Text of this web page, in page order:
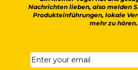
Nachrichten lieben, also melden
Produkteinführungen, lokale
mehr zu hören.